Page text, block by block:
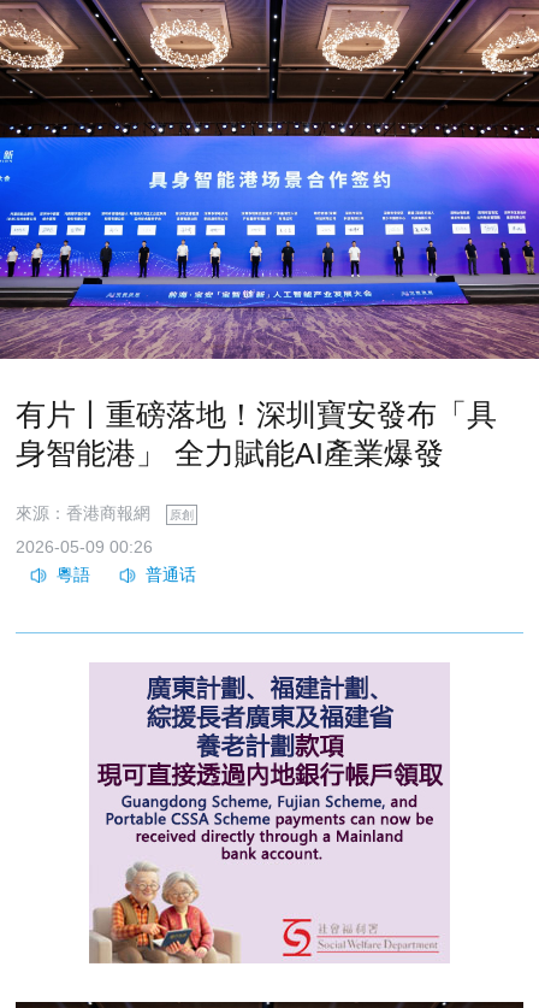
有片丨重磅落地！深圳寶安發布「具
身智能港」 全力賦能AI產業爆發
來源：香港商報網 原創
2026-05-09 00:26